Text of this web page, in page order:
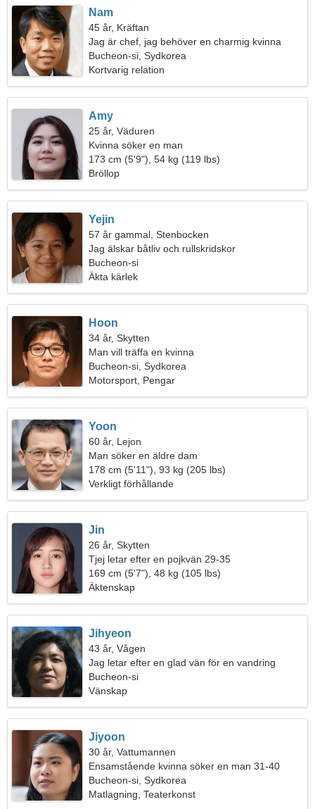
Nam
45 år, Kräftan
Jag är chef, jag behöver en charmig kvinna
Bucheon-si, Sydkorea
Kortvarig relation
Amy
25 år, Väduren
Kvinna söker en man
173 cm (5'9"), 54 kg (119 lbs)
Bröllop
Yejin
57 år gammal, Stenbocken
Jag älskar båtliv och rullskridskor
Bucheon-si
Äkta kärlek
Hoon
34 år, Skytten
Man vill träffa en kvinna
Bucheon-si, Sydkorea
Motorsport, Pengar
Yoon
60 år, Lejon
Man söker en äldre dam
178 cm (5'11"), 93 kg (205 lbs)
Verkligt förhållande
Jin
26 år, Skytten
Tjej letar efter en pojkvän 29-35
169 cm (5'7"), 48 kg (105 lbs)
Äktenskap
Jihyeon
43 år, Vågen
Jag letar efter en glad vän för en vandring
Bucheon-si
Vänskap
Jiyoon
30 år, Vattumannen
Ensamstående kvinna söker en man 31-40
Bucheon-si, Sydkorea
Matlagning, Teaterkonst